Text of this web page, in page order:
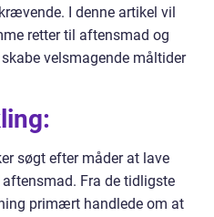
I denne artikel vil
retter til aftensmad og
velsmagende måltider
søgt efter måder at lave
Fra de tidligste
primært handlede om at